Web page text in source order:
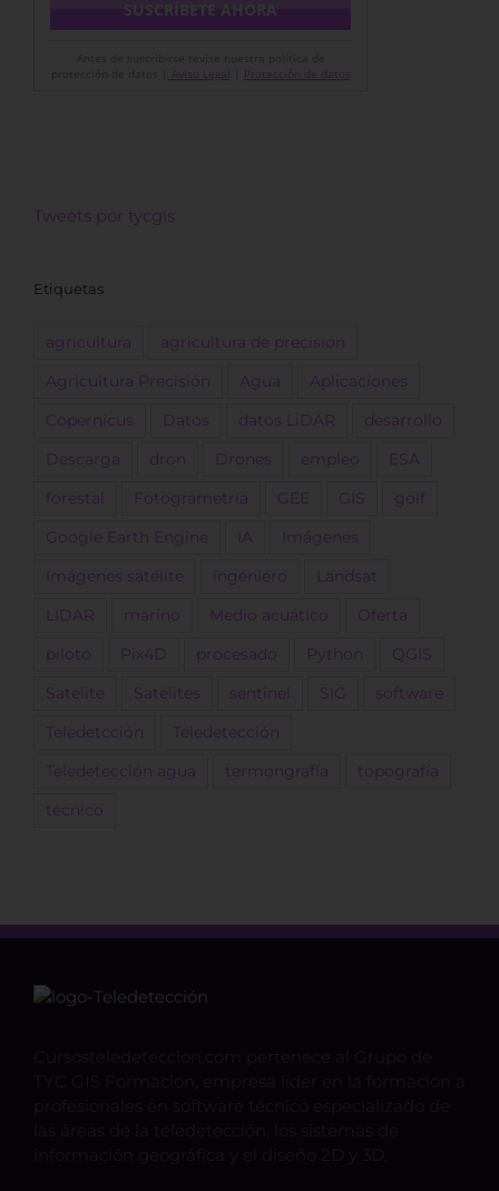
Aviso Legal Protección de datos
Tweets por tycgis
Etiquetas
agricultura agricultura de precisión
Agricultura Precisión Agua Aplicaciones
Copernicus Datos datos LiDAR desarrollo
Descarga dron Drones empleo ESA
forestal Fotogrametría GEE GIS golf
Google Earth Engine IA Imágenes
Imágenes satélite ingeniero Landsat
LIDAR marino Medio acuático Oferta
piloto Pix4D procesado Python QGIS
Satélite Satélites sentinel SIG software
Teledetcción Teledetección
Teledetección agua termongrafía topografía
técnico